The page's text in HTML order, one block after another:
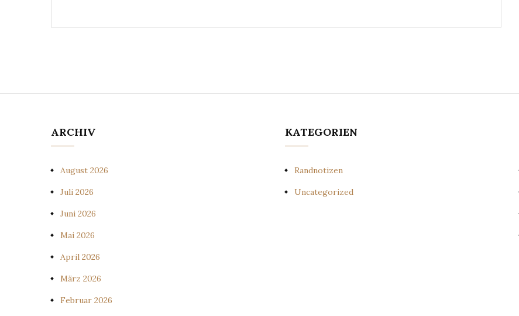
ARCHIV
August 2026
Juli 2026
Juni 2026
Mai 2026
April 2026
März 2026
Februar 2026
KATEGORIEN
Randnotizen
Uncategorized